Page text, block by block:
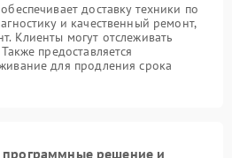
доставку техники по
и качественный ремонт,
Клиенты могут отслеживать
предоставляется
для продления срока
решение и